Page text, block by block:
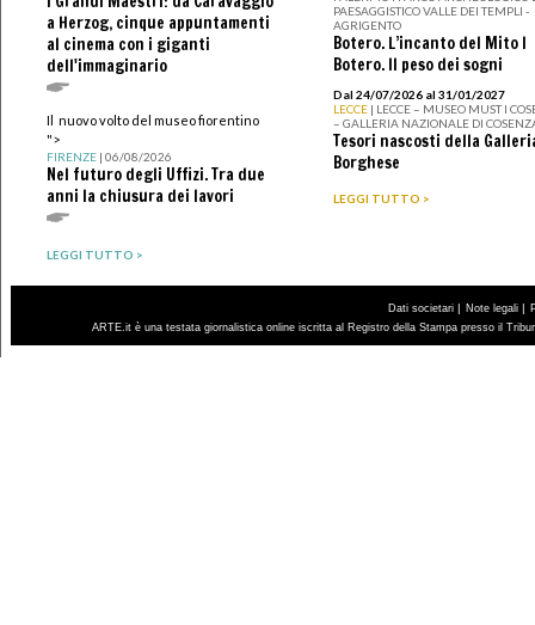
a Herzog, cinque appuntamenti
al cinema con i giganti
dell'immaginario
Il nuovo volto del museo fiorentino
">
FIRENZE| 06/08/2026
Nel futuro degli Uffizi. Tra due
anni la chiusura dei lavori
LEGGI TUTTO >
PAESAGGISTICO VALLE DEI TEMPLI -
AGRIGENTO
Botero. L’incanto del Mito I
Botero. Il peso dei sogni
Dal 24/07/2026 al 31/01/2027
LECCE | LECCE – MUSEO MUST I
– GALLERIA NAZIONALE DI
Tesori nascosti della
Borghese
LEGGI TUTTO >
Dati societari | Note legali |
ARTE.it è una testata giornalistica online iscritta al Registro della Stampa presso il